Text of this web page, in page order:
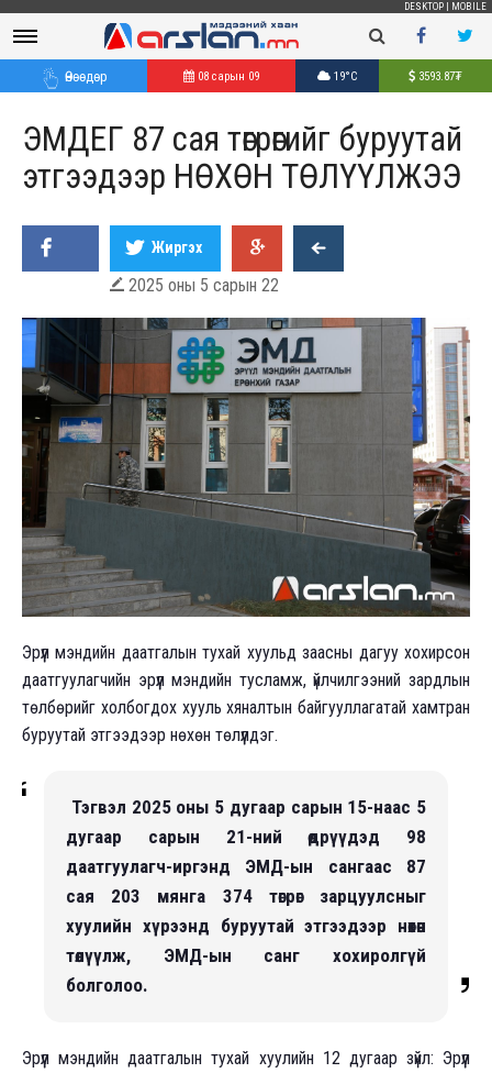
DESKTOP MOBILE
Өнөөдөр 08 сарын 09 19°C 3593.87₮
ЭМДЕГ 87 сая төгрөгийг буруутай
этгээдээр НӨХӨН ТӨЛҮҮЛЖЭЭ
Жиргэх
 2025 оны 5 сарын 22
Эрүүл мэндийн даатгалын тухай хуульд заасны дагуу хохирсон
даатгуулагчийн эрүүл мэндийн тусламж, үйлчилгээний зардлын
төлбөрийг холбогдох хууль хяналтын байгууллагатай хамтран
буруутай этгээдээр нөхөн төлүүлдэг.
Тэгвэл 2025 оны 5 дугаар сарын 15-наас 5
дугаар сарын 21-ний өдрүүдэд 98
даатгуулагч-иргэнд ЭМД-ын сангаас 87
сая 203 мянга 374 төгрөг зарцуулсныг
хуулийн хүрээнд буруутай этгээдээр нөхөн
төлүүлж, ЭМД-ын санг хохиролгүй
болголоо.
Эрүүл мэндийн даатгалын тухай хуулийн 12 дугаар зүйл: Эрүүл